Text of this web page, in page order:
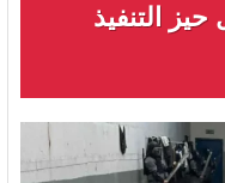
التنفيذ